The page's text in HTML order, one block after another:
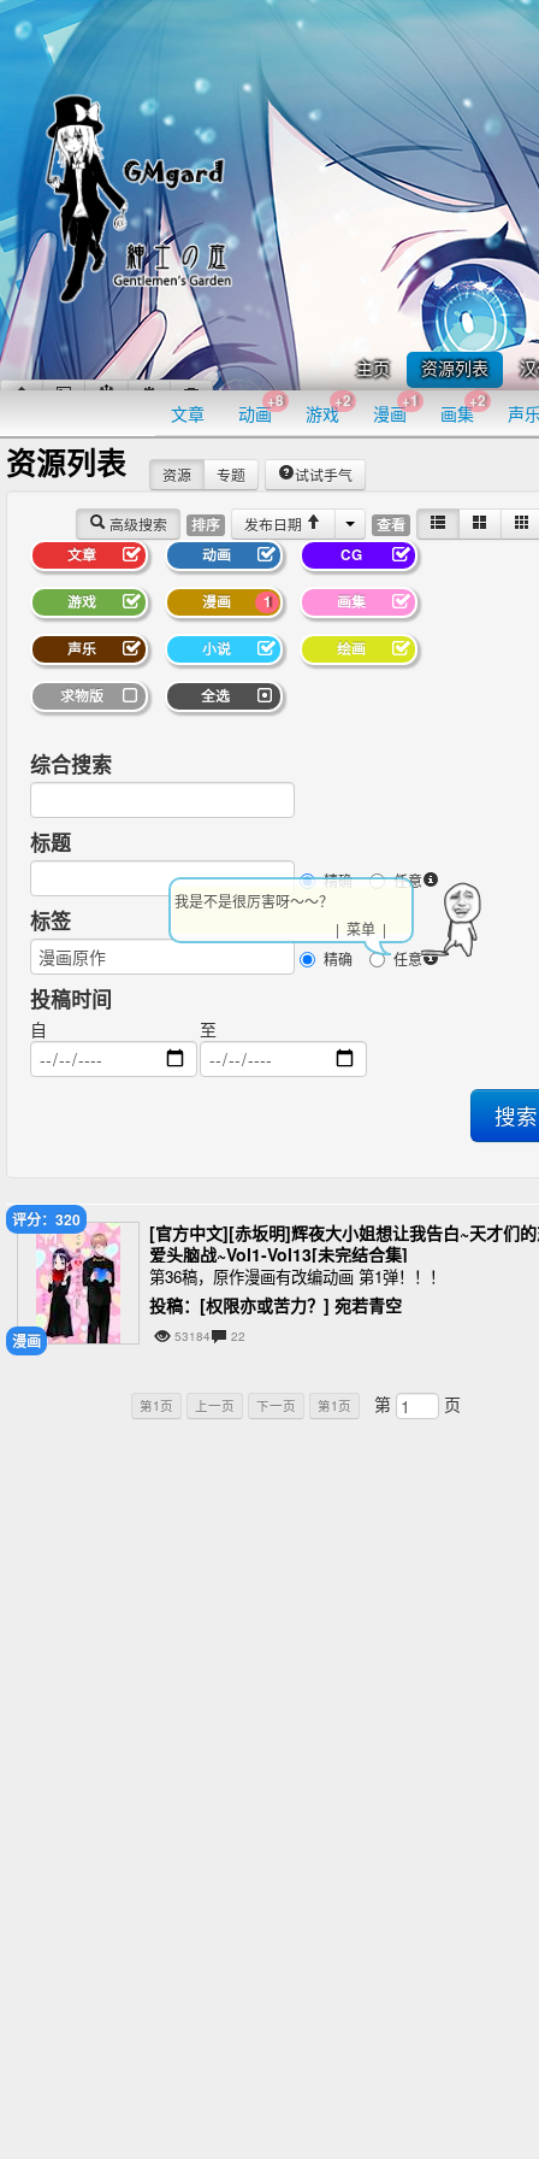
主页 资源列表
文章 动画
+8
游戏
+2
漫画
+1
画集
+2
声
资源列表
高级搜索 排序 发布日期 查看
资源 专题 试试手气
文章 动画 CG
游戏 1
漫画 画集
声乐 小说 绘画
求物版 全选
综合搜索
标题
精确 任意
标签
精确 任意
投稿时间
自 至
漫画
评分：320
[官方中文][赤坂明]辉夜大小姐想让我告白~天才们
爱头脑战~Vol1-Vol13[未完结合集]
第36稿，原作漫画有改编动画 第1弹！！！
投稿：[权限亦或苦力？] 宛若青空
53184 22
第1页 上一页 下一页 第1页 第 页
我是不是很厉害呀～～？
| 菜单 |